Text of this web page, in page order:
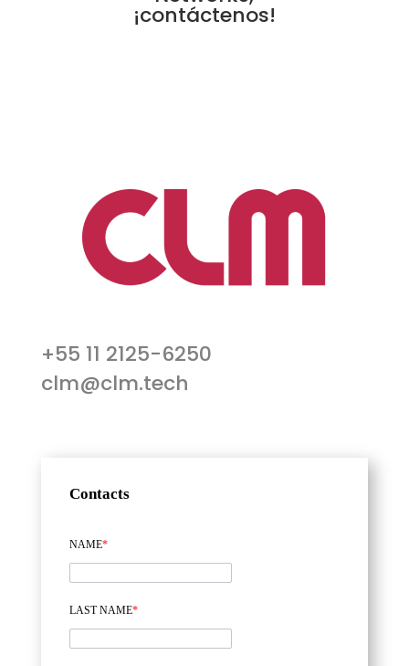
¡contáctenos!
+55 11 2125-6250
clm@clm.tech
Contacts
NAME*
LAST NAME*